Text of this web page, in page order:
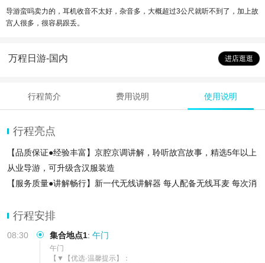
导游蛮吗卖力的，耳机收音不太好，杂音多，大概超过3公尺就听不到了，加上故
宫人很多，很容易跟丢。
万程日游-国内 进店逛逛
行程简介 费用说明 使用说明
行程亮点
【品质保证●经验丰富】京腔京调讲解，聆听故宫故事，精选5年以上
从业导游，可升级含汉服装造
【服务质量●讲解畅行】新一代无线讲解器 每人配备无线耳麦 每次消
【阅兵紫禁●盛世同辉】深度解读紫禁城，将阅兵精神与古代皇家威
仪紧密联结，自豪感油然而生
行程安排
08:30 集合地点1: 午门
午门
【▼【优选·温馨提示】：